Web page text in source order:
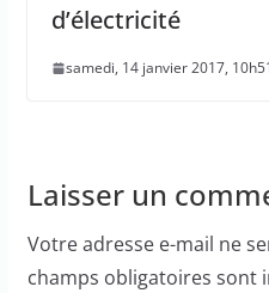
d’électricité
samedi, 14 janvier 2017,
Laisser un
Votre adresse e-mail ne
champs obligatoires sont